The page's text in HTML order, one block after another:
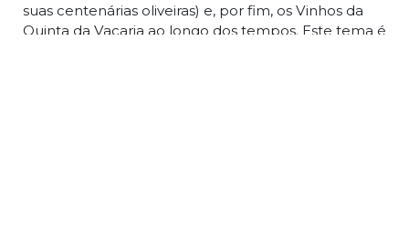
suas centenárias oliveiras) e, por fim, os Vinhos da
Quinta da Vacaria ao longo dos tempos. Este tema é